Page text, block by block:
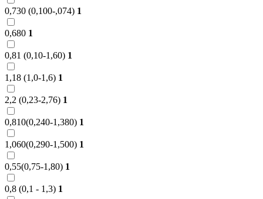
0,730 (0,100-,074) 1
0,680 1
0,81 (0,10-1,60) 1
1,18 (1,0-1,6) 1
2,2 (0,23-2,76) 1
0,810(0,240-1,380) 1
1,060(0,290-1,500) 1
0,55(0,75-1,80) 1
0,8 (0,1 - 1,3) 1